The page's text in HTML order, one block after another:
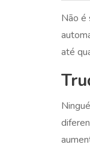
Não é
até